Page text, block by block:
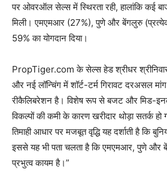
पर ओवरऑल सेल्स में स्थिरता रही, हालांकि कई
मिली। एमएमआर (27%), पुणे और बेंगलुरु
59% का योगदान दिया।
PropTiger.com के सेल्स हेड श्रीधर
और नई लॉन्चिंग में शॉर्ट-टर्म गिरावट दरअसल
रीकैलिबरेशन है। विशेष रूप से बजट और मिड-
विकल्पों की कमी के कारण खरीदार थोड़ा सतर्क
तिमाही आधार पर मजबूत वृद्धि यह दर्शाती है कि
इससे यह भी पता चलता है कि एमएमआर, पुणे और
प्रभुत्व कायम है।”